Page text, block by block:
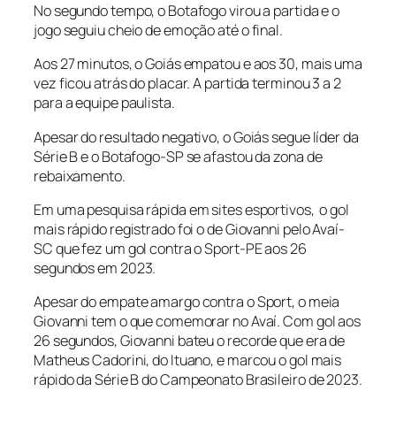
No segundo tempo, o Botafogo virou a partida e o
jogo seguiu cheio de emoção até o final.
Aos 27 minutos, o Goiás empatou e aos 30, mais uma
vez ficou atrás do placar. A partida terminou 3 a 2
para a equipe paulista.
Apesar do resultado negativo, o Goiás segue líder da
Série B e o Botafogo-SP se afastou da zona de
rebaixamento.
Em uma pesquisa rápida em sites esportivos, o gol
mais rápido registrado foi o de Giovanni pelo Avaí-
SC que fez um gol contra o Sport-PE aos 26
segundos em 2023.
Apesar do empate amargo contra o Sport, o meia
Giovanni tem o que comemorar no Avaí. Com gol aos
26 segundos, Giovanni bateu o recorde que era de
Matheus Cadorini, do Ituano, e marcou o gol mais
rápido da Série B do Campeonato Brasileiro de 2023.